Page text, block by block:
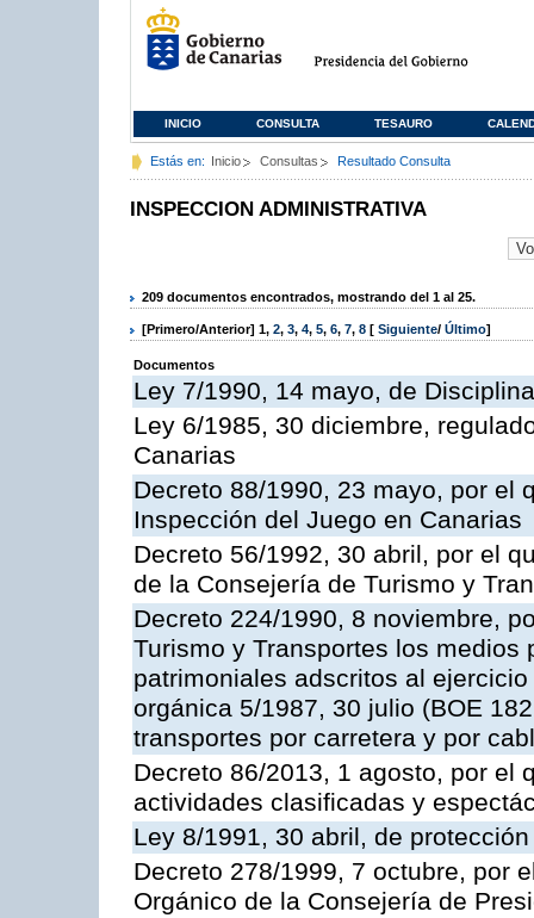
INICIO CONSULTA TESAURO
Estás en: Inicio Consultas Resultado Consulta
INSPECCION ADMINISTRATIVA
209 documentos encontrados, mostrando del 1 al 25.
[Primero/Anterior] 1, 2, 3, 4, 5, 6, 7, 8 [ Siguiente/ Último]
Documentos
Ley 7/1990, 14 mayo, de
Ley 6/1985, 30 diciembre,
Canarias
Decreto 88/1990, 23 mayo, por el
Inspección del Juego en Canarias
Decreto 56/1992, 30 abril, por el
de la Consejería de Turismo y
Decreto 224/1990, 8 noviembre,
Turismo y Transportes los
patrimoniales adscritos al
orgánica 5/1987, 30 julio (BOE
transportes por carretera y por
Decreto 86/2013, 1 agosto, por el
actividades clasificadas y
Ley 8/1991, 30 abril, de
Decreto 278/1999, 7 octubre, por
Orgánico de la Consejería de